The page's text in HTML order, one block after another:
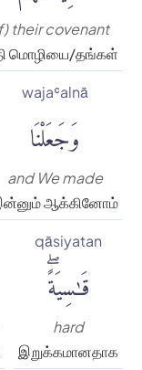
their covenant
மொழியை/தங்கள்
wajaʿalnā
وَجَعَلْنَا
and We made
ஆக்கினோம்
qāsiyatan
قَٰسِيَةًۖ
hard
இறுக்கமானதாக